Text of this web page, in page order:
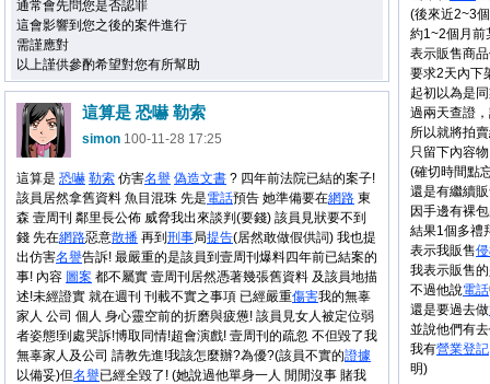
通常會先問您是否認罪
這會影響到您之後的案件進行
需謹應對
以上謹供參酌希望對您有所幫助
(後來近2~3
約1~2個月前
表示販售商
要求2天內下
起初以為是
過兩天查證
所以就將拍
只留下內容
(確切時間點
還是有繼續
因手邊有裸
結果1個多禮
表示我販售
我表示販售
不過他說電話
還是要過去做
並說他們有
我有營業登記
明)
這算是 恐嚇 勒索
simon 100-11-28 17:25
這算是 恐嚇 勒索 仿害名譽 偽造文書 ? 四年前法院已結的案子!
該員居然拿舊資料 魚目混珠 先是電話預告 她準備要在網路 東
森 壹周刊 鄰里長公佈 威脅我出來談判(要錢) 該員見狀要不到
錢 先在網路惡意散播 再到 刑事局提告(居然敢做假供詞) 我也提
出仿害名譽告訴! 最嚴重的是該員到壹周刊爆料四年前已結案的
事! 內容 圖案 都不屬實 壹周刊居然憑著幾張舊資料 及該員地描
述!未經證實 就在週刊 刊載不實之事項 已經嚴重傷害我的無辜
家人 公司 個人 身心靈空前的折磨與疲憊! 該員見女人被定位弱
者姿態!到處哭訴!博取同情!超會演戲! 壹周刊的疏忽 不但毀了我
無辜家人及公司 請教先進!我該怎麼辦?為優?(該員不實的證據
以備妥)但名譽已經全毀了! (她說過他單身一人 閒閒沒事 賭我